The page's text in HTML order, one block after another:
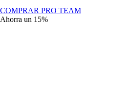
KIT DE COMPETICIÓN
COMPRAR PRO TEAM
Ahorra un 15%